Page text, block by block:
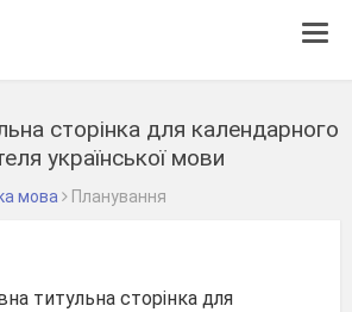
сторінка для календарного
української мови
мова Планування
титульна сторінка для